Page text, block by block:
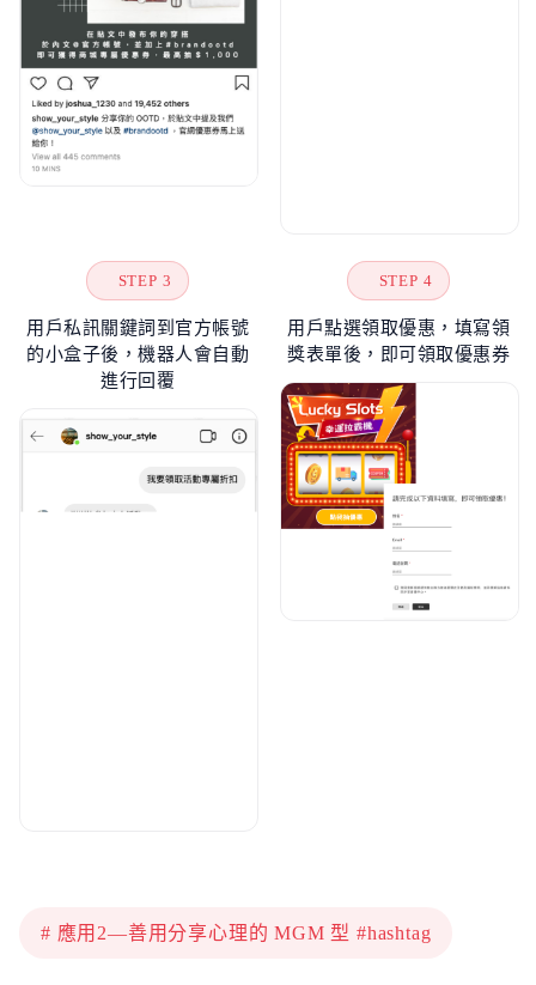
STEP 3
用戶私訊關鍵詞到官方帳號
的小盒子後，機器人會自動
進行回覆
STEP 4
用戶點選領取優惠，填寫領
獎表單後，即可領取優惠券
# 應用2—善用分享心理的 MGM 型 #hashtag